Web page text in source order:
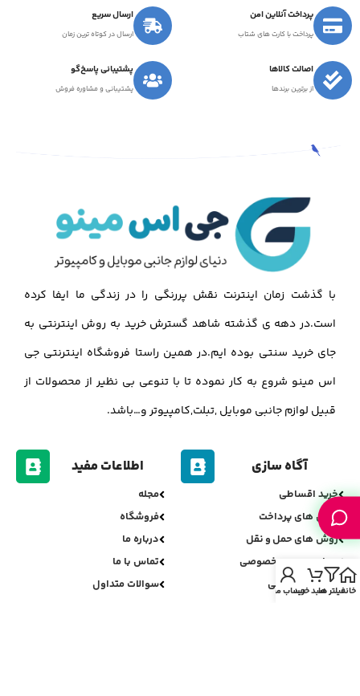
پرداخت آنلاین امن
پرداخت با کارت های شتاب
ارسال سریع
ارسال در کوتاه ترین زمان
اصالت کالاها
از برترین برندها
پشتیبانی پاسخ‌گو
پشتیبانی و مشاوره فروش
با گذشت زمان اینترنت نقش پررنگی را در زندگی ما ایفا کرده
است.در دهه ی گذشته شاهد گسترش خرید به روش اینترنتی به
جای خرید سنتی بوده ایم.در همین راستا فروشگاه اینترنتی جی
اس مینو شروع به کار نموده تا با تنوعی بی نظیر از محصولات از
قبیل لوازم جانبی موبایل ,تبلت,کامپیوتر و…باشد.
آگاه سازی
خرید اقساطی
روش های پرداخت
روش های حمل و نقل
سیاست حریم خصوصی
سیاست مرجوعی
اطلاعات مفید
مجله
فروشگاه
درباره ما
تماس با ما
سوالات متداول
خانهفیلتر هاسبد خریدحساب من